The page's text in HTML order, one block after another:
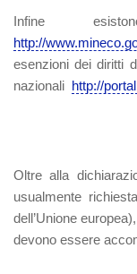
Infine
http://
esenzioni dei diritti
nazionali http://
Oltre alla
usualmente
dell’Unione
devono essere